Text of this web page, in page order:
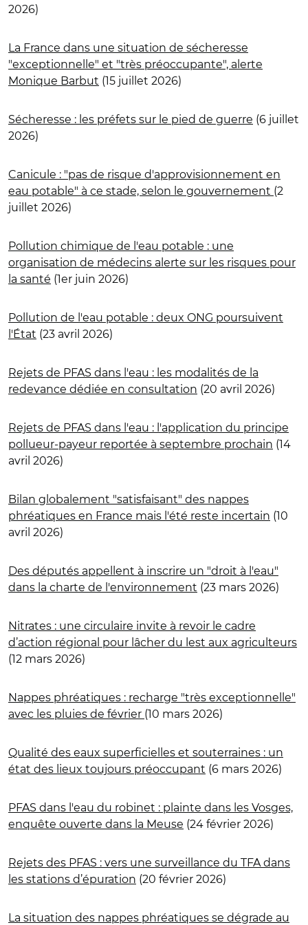
2026)
La France dans une situation de sécheresse
"exceptionnelle" et "très préoccupante", alerte
Monique Barbut (15 juillet 2026)
Sécheresse : les préfets sur le pied de guerre (6 juillet
2026)
Canicule : "pas de risque d'approvisionnement en
eau potable" à ce stade, selon le gouvernement (2
juillet 2026)
Pollution chimique de l'eau potable : une
organisation de médecins alerte sur les risques pour
la santé (1er juin 2026)
Pollution de l'eau potable : deux ONG poursuivent
l'État (23 avril 2026)
Rejets de PFAS dans l'eau : les modalités de la
redevance dédiée en consultation (20 avril 2026)
Rejets de PFAS dans l'eau : l'application du principe
pollueur-payeur reportée à septembre prochain (14
avril 2026)
Bilan globalement "satisfaisant" des nappes
phréatiques en France mais l'été reste incertain (10
avril 2026)
Des députés appellent à inscrire un "droit à l'eau"
dans la charte de l'environnement (23 mars 2026)
Nitrates : une circulaire invite à revoir le cadre
d’action régional pour lâcher du lest aux agriculteurs
(12 mars 2026)
Nappes phréatiques : recharge "très exceptionnelle"
avec les pluies de février (10 mars 2026)
Qualité des eaux superficielles et souterraines : un
état des lieux toujours préoccupant (6 mars 2026)
PFAS dans l'eau du robinet : plainte dans les Vosges,
enquête ouverte dans la Meuse (24 février 2026)
Rejets des PFAS : vers une surveillance du TFA dans
les stations d’épuration (20 février 2026)
La situation des nappes phréatiques se dégrade au